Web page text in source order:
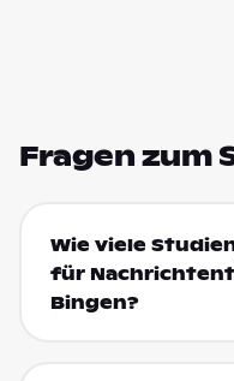
Fragen zum
Wie viele
für
Bingen?